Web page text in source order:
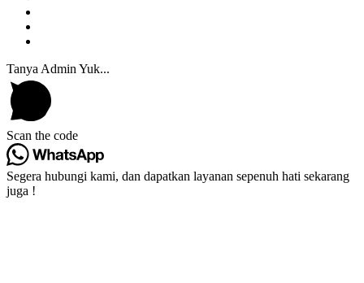
Tanya Admin Yuk...
Scan the code
Segera hubungi kami, dan dapatkan layanan sepenuh hati sekarang
juga !